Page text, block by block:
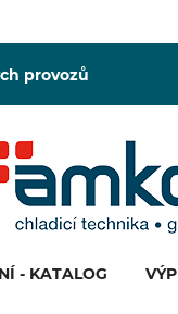
provozů
- KATALOG